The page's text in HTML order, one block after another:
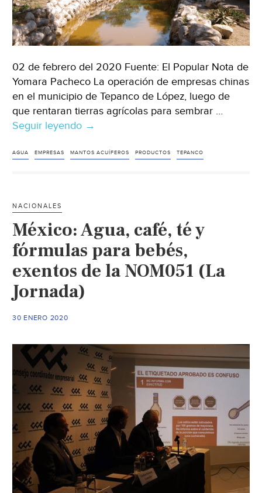
02 de febrero del 2020 Fuente: El Popular Nota de
Yomara Pacheco La operación de empresas chinas
en el municipio de Tepanco de López, luego de
que rentaran tierras agrícolas para sembrar …
Seguir leyendo Puebla:
extranjeras
Tepanco
(El
popular)
→
AGUA EMPRESAS MANTOS ACUÍFEROS PRODUCTOS TEPANCO
NACIONALES
México: Agua, café, té y
fórmulas para bebés,
exentos de la NOM051 (La
Jornada)
30 ENERO 2020